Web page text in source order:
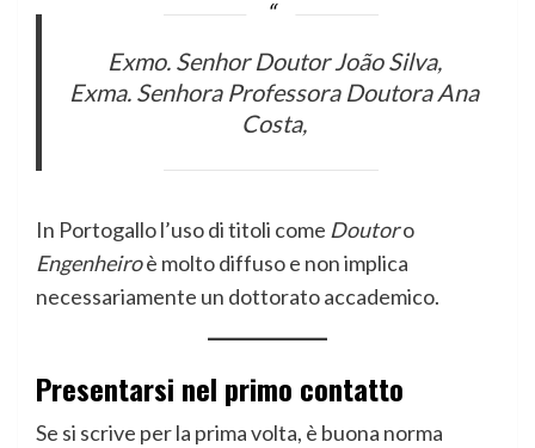
Exmo. Senhor Doutor João Silva,
Exma. Senhora Professora Doutora Ana
Costa,
In Portogallo l’uso di titoli come Doutoro
Engenheiroè molto diffuso e non implica
necessariamente un dottorato accademico.
Presentarsi nel primo contatto
Se si scrive per la prima volta, è buona norma